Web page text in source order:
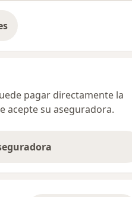
pagar directamente la
acepte su aseguradora.